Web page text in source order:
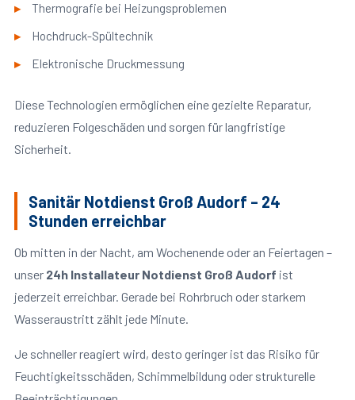
Thermografie bei Heizungsproblemen
Hochdruck-Spültechnik
Elektronische Druckmessung
Diese Technologien ermöglichen eine gezielte Reparatur,
reduzieren Folgeschäden und sorgen für langfristige
Sicherheit.
Sanitär Notdienst Groß Audorf – 24
Stunden erreichbar
Ob mitten in der Nacht, am Wochenende oder an Feiertagen –
unser 24h Installateur Notdienst Groß Audorf ist
jederzeit erreichbar. Gerade bei Rohrbruch oder starkem
Wasseraustritt zählt jede Minute.
Je schneller reagiert wird, desto geringer ist das Risiko für
Feuchtigkeitsschäden, Schimmelbildung oder strukturelle